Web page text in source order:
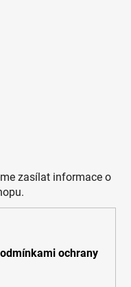
zasílat informace o
ochrany